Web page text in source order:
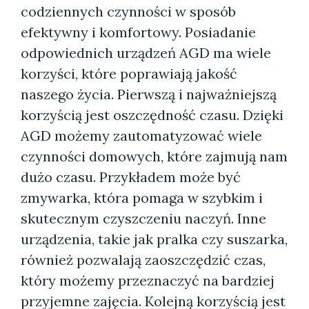
codziennych czynności w sposób
efektywny i komfortowy. Posiadanie
odpowiednich urządzeń AGD ma wiele
korzyści, które poprawiają jakość
naszego życia. Pierwszą i najważniejszą
korzyścią jest oszczędność czasu. Dzięki
AGD możemy zautomatyzować wiele
czynności domowych, które zajmują nam
dużo czasu. Przykładem może być
zmywarka, która pomaga w szybkim i
skutecznym czyszczeniu naczyń. Inne
urządzenia, takie jak pralka czy suszarka,
również pozwalają zaoszczędzić czas,
który możemy przeznaczyć na bardziej
przyjemne zajęcia. Kolejną korzyścią jest